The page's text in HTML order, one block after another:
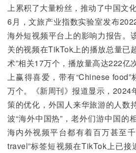
上累积了大量粉丝，推动了中国文
6月，文旅产业指数实验室发布
海外短视频平台上的影响力报告。
关的视频在TikTok上的播放总量已
术”相关17万个，播放量高达222亿
上赢得喜爱，带有“Chinese food”
万个。《新周刊》报道显示，2024
策的优化，外国人来华旅游的人数
波“海外中国热”，老外们游中国的
海内外视频平台都有着百万甚至
travel”标签短视频在TikTok上已